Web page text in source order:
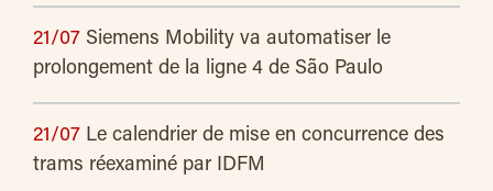
21/07 Siemens Mobility va automatiser le
prolongement de la ligne 4 de São Paulo
21/07 Le calendrier de mise en concurrence des
trams réexaminé par IDFM